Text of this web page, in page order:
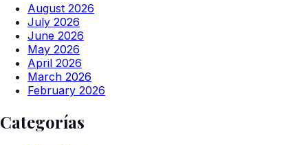
August 2026
July 2026
June 2026
May 2026
April 2026
March 2026
February 2026
Categorías